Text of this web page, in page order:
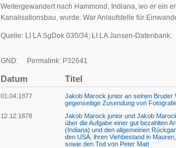
Weitergewandert nach Hammond, Indiana, wo er ein
Kanalisationsbau, wurde. War Anlaufstelle für
Quelle: LI LA SgDok 030/34; LI LA Jansen-Datenbank.
GND: Permalink: P32641
Datum Titel
01.04.1877
Jakob Marock junior an seinen Bruder
gegenseitige Zusendung von
12.12.1878
Jakob Marock junior und Jakob
über die Aufgabe einer gut bezahlten
(Indiana) und den allgemeinen
den USA, ihren Viehbestand in
sowie den Tod von Peter Matt